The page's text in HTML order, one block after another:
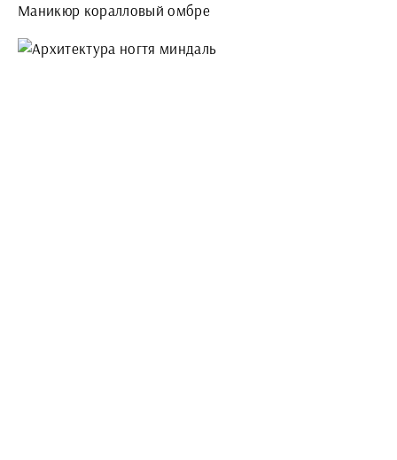
Маникюр коралловый омбре